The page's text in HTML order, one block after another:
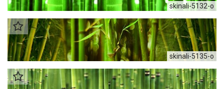
skinali-5132-o
skinali-5135-o